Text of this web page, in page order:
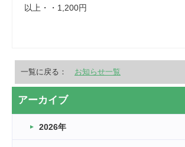
以上・・1,200円
一覧に戻る： お知らせ一覧
アーカイブ
2026年